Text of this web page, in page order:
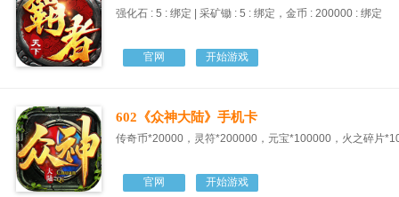
强化石 : 5 : 绑定 | 采矿锄 : 5 : 绑定，金币 : 200000 : 绑定
官网 开始游戏
602《众神大陆》手机卡
传奇币*20000，灵符*200000，元宝*100000，火之碎片
官网 开始游戏